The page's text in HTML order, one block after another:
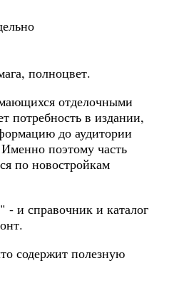
полноцвет.
отделочными
потребность в издании,
до аудитории
поэтому часть
по новостройкам
и справочник и каталог
содержит полезную